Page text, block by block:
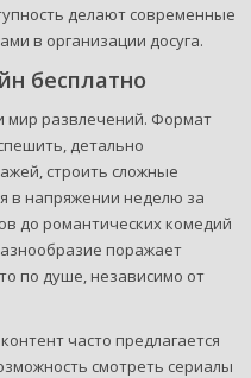
делают современные
в организации досуга.
бесплатно
мир развлечений. Формат
детально
строить сложные
в напряжении неделю за
до романтических комедий
поражает
по душе, независимо от
часто предлагается
смотреть сериалы